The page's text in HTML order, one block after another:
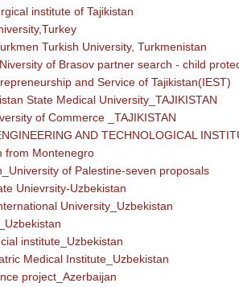
institute of Tajikistan
Turkish University, Turkmenistan
of Brasov partner search - child
and Service of Tajikistan(IEST)
State Medical University_TAJIKISTAN
of Commerce _TAJIKISTAN
AND TECHNOLOGICAL
from Montenegro
of Palestine-seven proposals
Unievrsity-Uzbekistan
University_Uzbekistan
institute_Uzbekistan
Medical Institute_Uzbekistan
project_Azerbaijan